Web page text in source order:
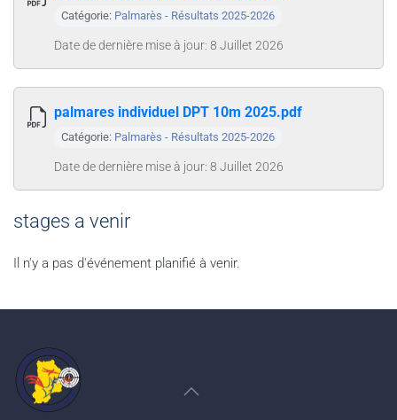
Catégorie: Palmarès - Résultats 2025-2026
Date de dernière mise à jour: 8 Juillet 2026
palmares individuel DPT 10m 2025.pdf
Catégorie: Palmarès - Résultats 2025-2026
Date de dernière mise à jour: 8 Juillet 2026
stages a venir
Il n'y a pas d'événement planifié à venir.